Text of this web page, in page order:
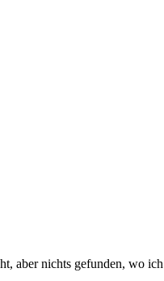
aber nichts gefunden, wo